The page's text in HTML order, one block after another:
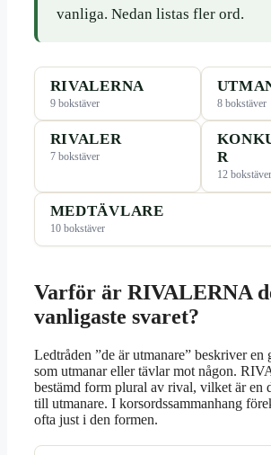
vanliga. Nedan listas fler ord.
RIVALERNA
9 bokstäver 8 bokstäver
RIVALER
7 bokstäver
R
12 bokstäver
MEDTÄVLARE
10 bokstäver
Varför är RIVALERNA
vanligaste svaret?
Ledtråden ”de är utmanare” beskriver en
som utmanar eller tävlar mot någon.
bestämd form plural av rival, vilket är en
till utmanare. I korsordssammanhang
ofta just i den formen.